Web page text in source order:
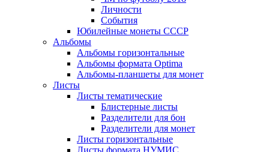
Личности
События
Юбилейные монеты СССР
Альбомы
Альбомы горизонтальные
Альбомы формата Optima
Альбомы-планшеты для монет
Листы
Листы тематические
Блистерные листы
Разделители для бон
Разделители для монет
Листы горизонтальные
Листы формата НУМИС